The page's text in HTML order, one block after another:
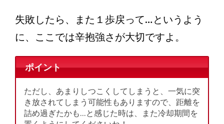
失敗したら、また１歩戻って…というよう
に、ここでは辛抱強さが大切ですよ。
ポイント
ただし、あまりしつこくしてしまうと、一気に突
き放されてしまう可能性もありますので、距離を
詰め過ぎたかも…と感じた時は、また冷却期間を